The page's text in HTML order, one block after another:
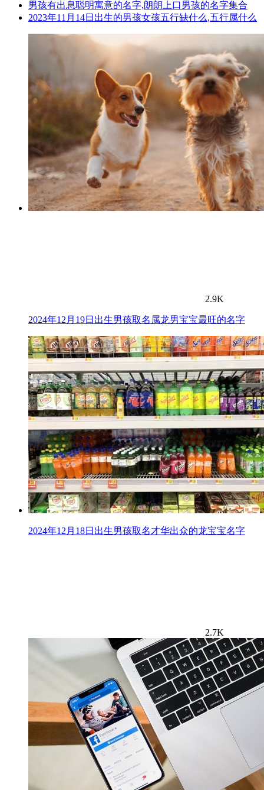
男孩有出息聪明寓意的名字,朗朗上口男孩的名字集合
2023年11月14日出生的男孩女孩五行缺什么,五行属什么
2.9K
2024年12月19日出生男孩取名属龙男宝宝最旺的名字
2024年12月18日出生男孩取名才华出众的龙宝宝名字
2.7K